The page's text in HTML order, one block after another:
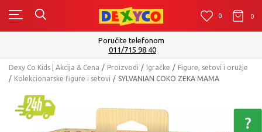
0 0 0
Poručite telefonom
011/715 98 40
Dexy Co Kids | Akcija & Cena Proizvodi Igračke
Figure, setovi i oružje
Kolekcionarske figure i setovi
SYLVANIAN COKO ZEKA MAMA